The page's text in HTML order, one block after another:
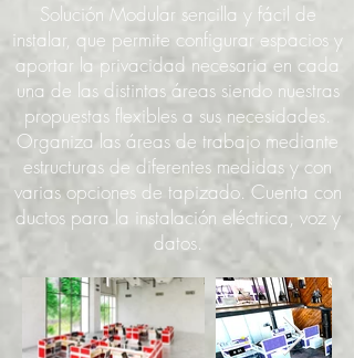
Solución Modular sencilla y fácil de
instalar, que permite configurar espacios y
aportar la privacidad necesaria en cada
una de las distintas áreas siendo nuestras
propuestas flexibles a sus necesidades.
Organiza las áreas de trabajo mediante
estructuras de diferentes medidas y con
varias opciones de tapizado. Cuenta con
ductos para la instalación eléctrica, voz y
datos.